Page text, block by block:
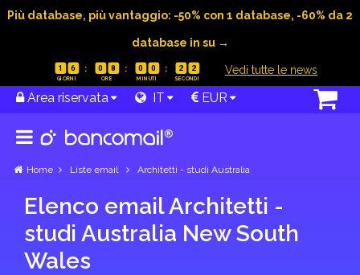
Più database, più vantaggio: -50% con 1 database, -60% da 2
database in su →
1 6 0 8 0 0 2 1 Vedi tutte le news
Area riservata IT EUR
Home Liste email Architetti - studi Australia
Elenco email Architetti -
studi Australia New South
Wales